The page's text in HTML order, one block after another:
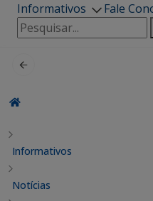
Informativos
Fale
Pesquisar
por:
Informativos
Notícias